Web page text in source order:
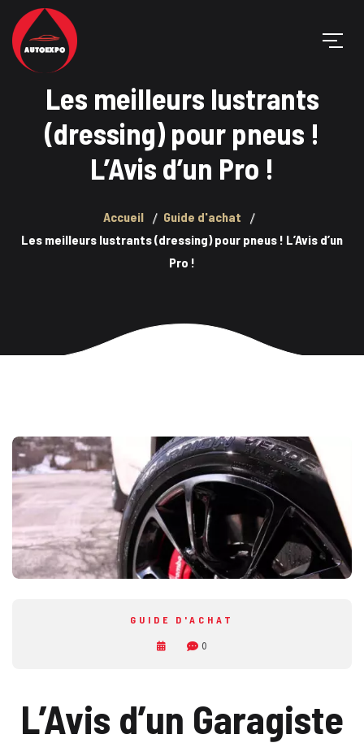
Les meilleurs lustrants
(dressing) pour pneus !
L’Avis d’un Pro !
Accueil
Guide d'achat
Les meilleurs lustrants (dressing) pour pneus ! L’Avis d’un
Pro !
GUIDE D'ACHAT
0
L’Avis d’un Garagiste